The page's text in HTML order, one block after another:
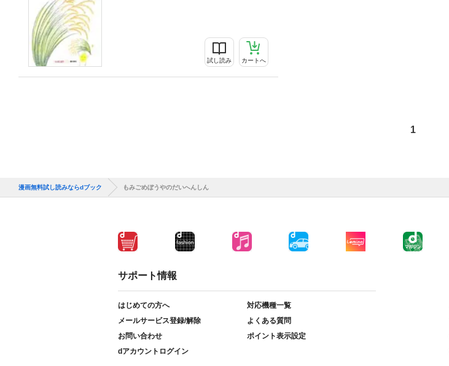
試し読み カートへ
1
漫画無料試し読みならdブック もみごめぼうやのだいへんしん
サポート情報
はじめての方へ
対応機種一覧
メールサービス登録/解除
よくある質問
お問い合わせ
ポイント表示設定
dアカウントログイン